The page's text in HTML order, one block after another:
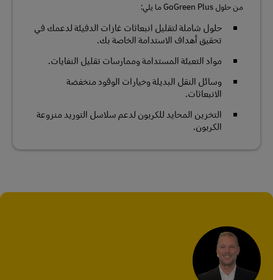
من حلول GoGreen Plus ما يلي:
حلول شاملة لتقليل انبعاثات غازات الدفيئة لدعمك في
تحقيق أهداف الاستدامة الخاصة بك.
مواد التعبئة المستدامة وممارسات تقليل النفايات.
وسائل النقل البديلة وخيارات الوقود منخفضة
الانبعاثات.
التخزين المحايد للكربون لدعم سلاسل التوريد منزوعة
الكربون.